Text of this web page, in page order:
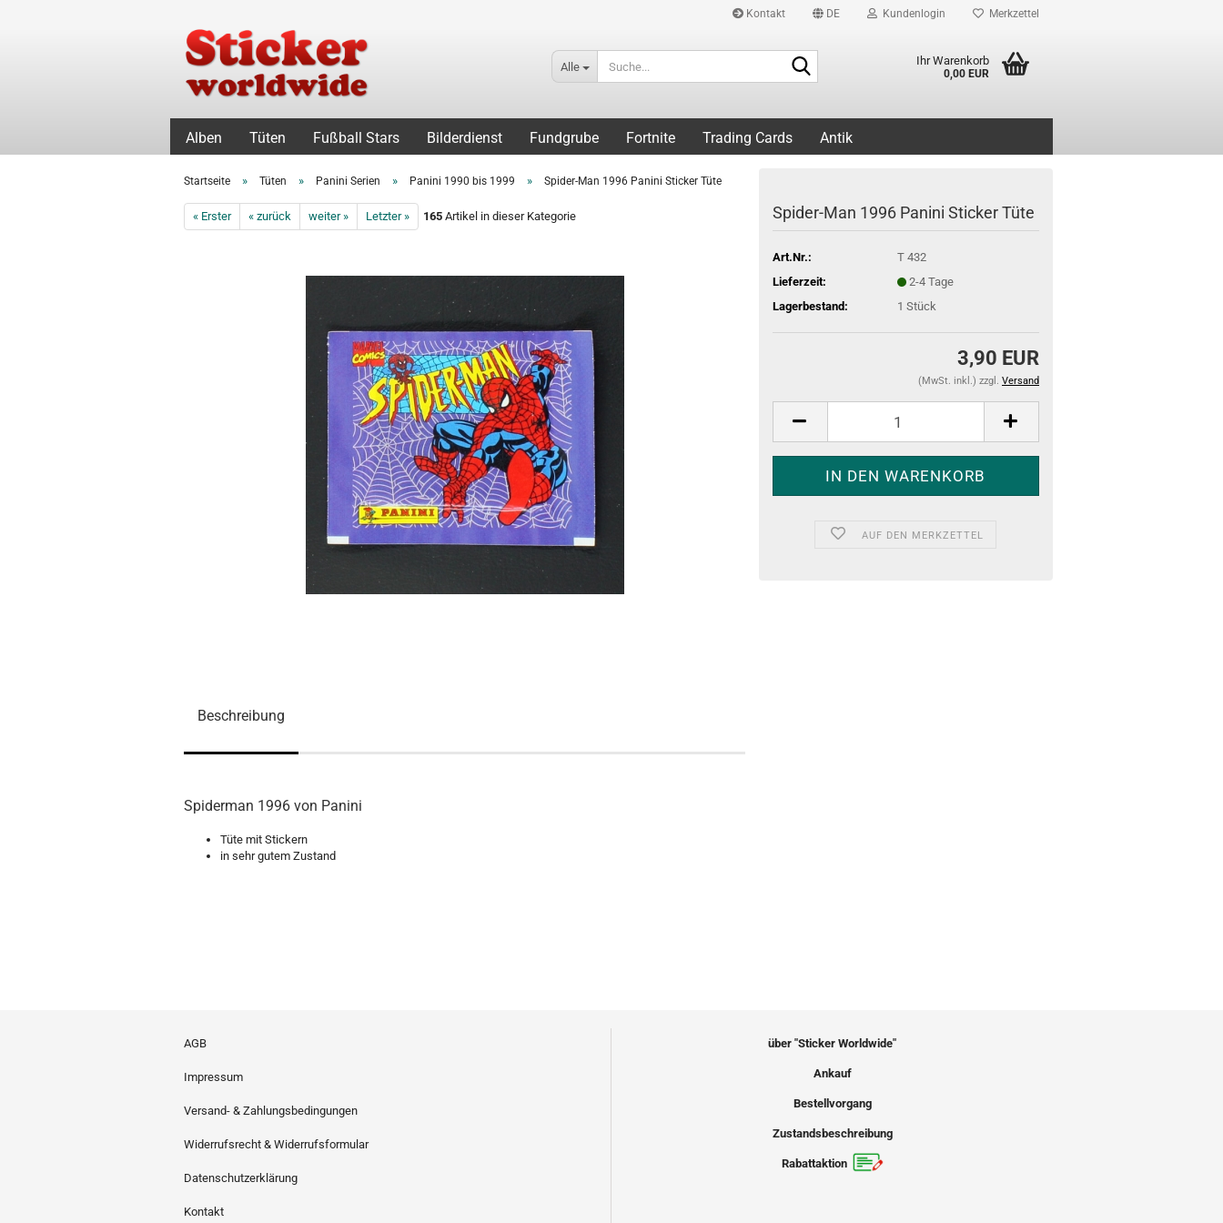
Kontakt DE Kundenlogin Merkzettel
Alle Ihr Warenkorb
0,00 EUR
Alben Tüten Fußball Stars Bilderdienst Fundgrube Fortnite Trading Cards Antik
Startseite » Tüten » Panini Serien » Panini 1990 bis 1999 » Spider-Man 1996 Panini Sticker Tüte
« Erster « zurück weiter » Letzter » 165 Artikel in dieser Kategorie Spider-Man 1996 Panini Sticker Tüte
Art.Nr.:
T 432
Lieferzeit:
2-4 Tage
Lagerbestand:
1 Stück
3,90 EUR
(MwSt. inkl.) zzgl. Versand
AUF DEN MERKZETTEL
Beschreibung
Spiderman 1996 von Panini
Tüte mit Stickern
in sehr gutem Zustand
AGB
Impressum
Versand- & Zahlungsbedingungen
Widerrufsrecht & Widerrufsformular
Datenschutzerklärung
Kontakt
über "Sticker Worldwide"
Ankauf
Bestellvorgang
Zustandsbeschreibung
Rabattaktion